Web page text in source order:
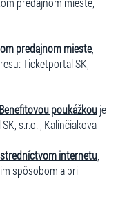
predajnom mieste,
Ticketportal SK,
poukážkouje
s.r.o. , Kalinčiakova
internetu
spôsobom a pri